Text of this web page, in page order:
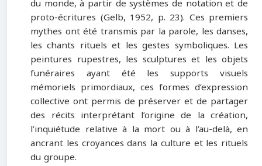
proto-écritures (Gelb, 1952, p. 23). Ces premiers
mythes ont été transmis par la parole, les danses,
les chants rituels et les gestes symboliques. Les
peintures rupestres, les sculptures et les objets
funéraires ayant été les supports visuels
mémoriels primordiaux, ces formes d’expression
collective ont permis de préserver et de partager
des récits interprétant l’origine de la création,
l’inquiétude relative à la mort ou à l’au-delà, en
ancrant les croyances dans la culture et les rituels
du groupe.